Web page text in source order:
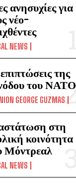
ανησυχίες για
νέο-
NEWS
της
του ΝΑΤΟ
GEORGE GUZMAS
στη
κοινότητα
Μόντρεαλ
NEWS